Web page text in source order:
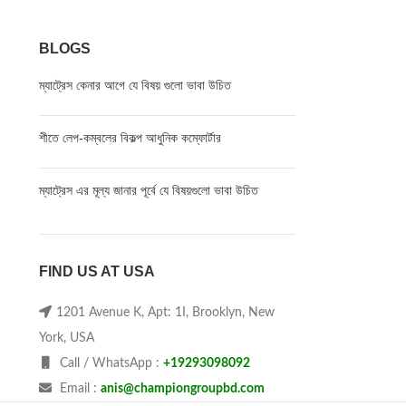
BLOGS
ম্যাট্রেস কেনার আগে যে বিষয় গুলো ভাবা উচিত
শীতে লেপ-কম্বলের বিকল্প আধুনিক কম্ফোর্টার
ম্যাট্রেস এর মূল্য জানার পূর্বে যে বিষয়গুলো ভাবা উচিত
FIND US AT USA
1201 Avenue K, Apt: 1I, Brooklyn, New
York, USA
Call / WhatsApp : +19293098092
Email : anis@championgroupbd.com